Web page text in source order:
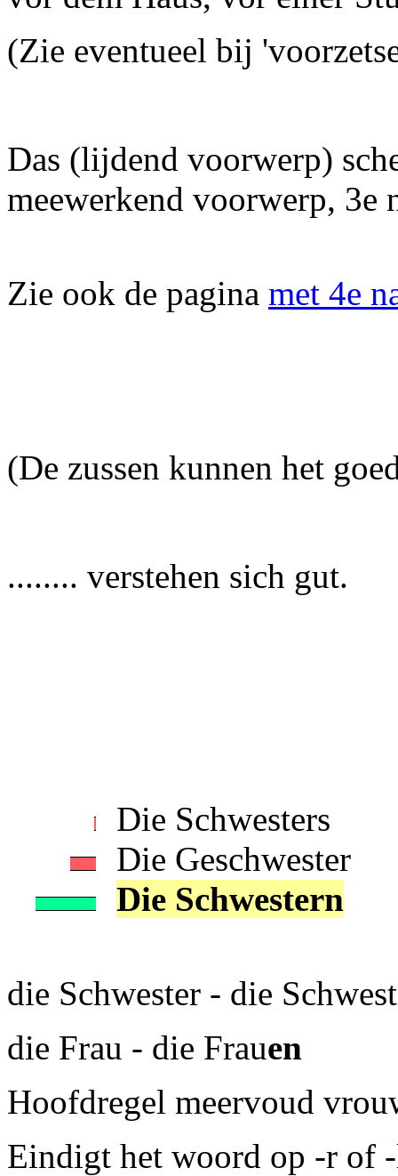
(Zie eventueel bij
Das (lijdend voorwerp)
meewerkend voorwerp, 3e
Zie ook de pagina met 4e
(De zussen kunnen het
........ verstehen sich gut.
Die Schwesters
Die Geschwester
Die Schwestern
die Schwester - die
die Frau - die Frauen
Hoofdregel meervoud
Eindigt het woord op -r of